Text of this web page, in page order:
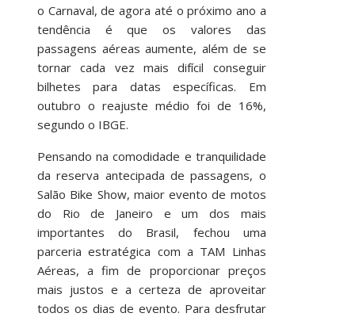
o Carnaval, de agora até o próximo ano a
tendência é que os valores das
passagens aéreas aumente, além de se
tornar cada vez mais difícil conseguir
bilhetes para datas específicas. Em
outubro o reajuste médio foi de 16%,
segundo o IBGE.
Pensando na comodidade e tranquilidade
da reserva antecipada de passagens, o
Salão Bike Show, maior evento de motos
do Rio de Janeiro e um dos mais
importantes do Brasil, fechou uma
parceria estratégica com a TAM Linhas
Aéreas, a fim de proporcionar preços
mais justos e a certeza de aproveitar
todos os dias de evento. Para desfrutar